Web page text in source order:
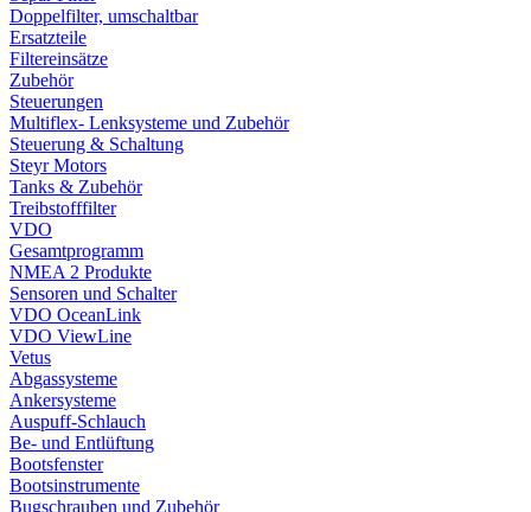
Doppelfilter, umschaltbar
Ersatzteile
Filtereinsätze
Zubehör
Steuerungen
Multiflex- Lenksysteme und Zubehör
Steuerung & Schaltung
Steyr Motors
Tanks & Zubehör
Treibstofffilter
VDO
Gesamtprogramm
NMEA 2 Produkte
Sensoren und Schalter
VDO OceanLink
VDO ViewLine
Vetus
Abgassysteme
Ankersysteme
Auspuff-Schlauch
Be- und Entlüftung
Bootsfenster
Bootsinstrumente
Bugschrauben und Zubehör